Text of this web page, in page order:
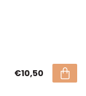
€10,50